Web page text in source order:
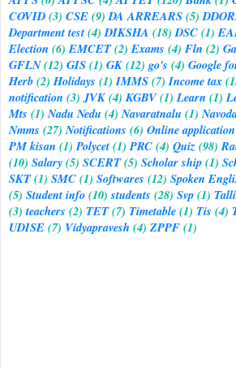
COVID(3) CSE(9) DA ARREARS(5)
Department test(4) DIKSHA (18) DSC(1)
Election (6) EMCET(2) Exams (4) Fln (2)
GFLN(12) GIS(1) GK(12) go's (4) Google
Herb(2) Holidays (1) IMMS(7) Income tax
notification (3) JVK(4) KGBV(1) Learn (1)
Mts (1) Nadu Nedu (4) Navaratnalu (1)
Nmms (27) Notifications (6) Online application
PM kisan (1) Polycet(1) PRC(4) Quiz(98)
(10) Salary(5) SCERT(5) Scholar ship(1)
SKT(1) SMC(1) Softwares (12) Spoken
(5) Student info(10) students (28) Svp(1)
(3) teachers (2) TET(7) Timetable(1) Tis (4)
UDISE(7) Vidyapravesh (4) ZPPF(1)